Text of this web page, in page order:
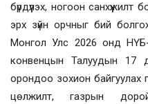
бүрдүүлэх, ногоон
эрх зүйн орчныг бий
Монгол Улс 2026 онд
конвенцын Талуудын 17
орондоо зохион байгуулах
цөлжилт, газрын